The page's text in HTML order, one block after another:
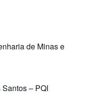
de Minas e
Santos – PQI